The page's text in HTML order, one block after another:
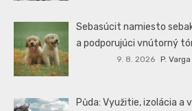
Sebasúcit namiesto
a podporujúci vnútorný
9. 8. 2026 P. Varga
Půda: Využitie, izolácia a